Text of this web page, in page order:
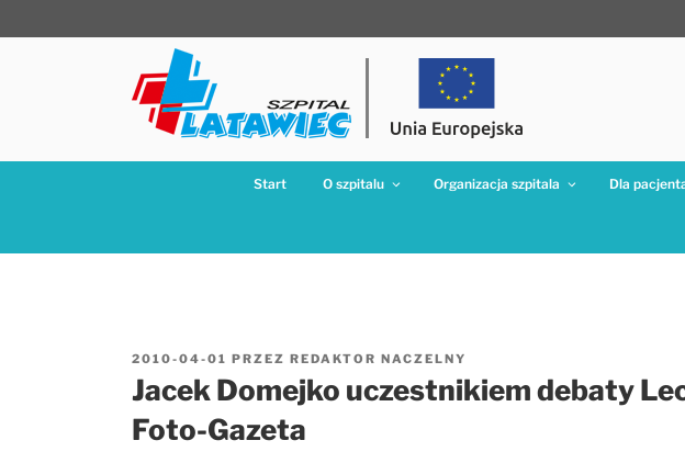
do
Start O szpitalu Organizacja szpitala Dla
OPUBLIKOWANE
W
2010-04-01 PRZEZ REDAKTOR NACZELNY
Jacek Domejko uczestnikiem debaty
Foto-Gazeta